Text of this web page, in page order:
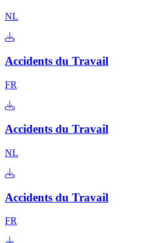
NL
Accidents du Travail
FR
Accidents du Travail
NL
Accidents du Travail
FR